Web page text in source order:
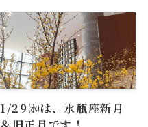
1/29㈬は、水瓶座新月